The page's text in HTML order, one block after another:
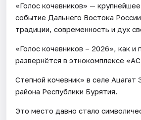
«Голос кочевников» —
событие Дальнего Востока
традиции, современность и дух
«Голос кочевников – 2026», как и
развернётся в этнокомплексе
Степной кочевник» в селе Ацагат
района Республики Бурятия.
Это место давно стало